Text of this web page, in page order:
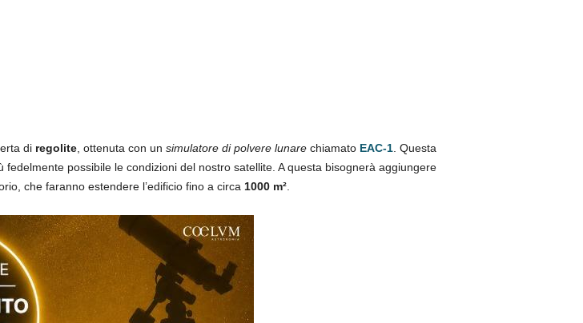
di regolite, ottenuta con un simulatore di polvere lunarechiamato EAC-1. Questa
possibile le condizioni del nostro satellite. A questa bisognerà aggiungere
che faranno estendere l’edificio fino a circa 1000 m².